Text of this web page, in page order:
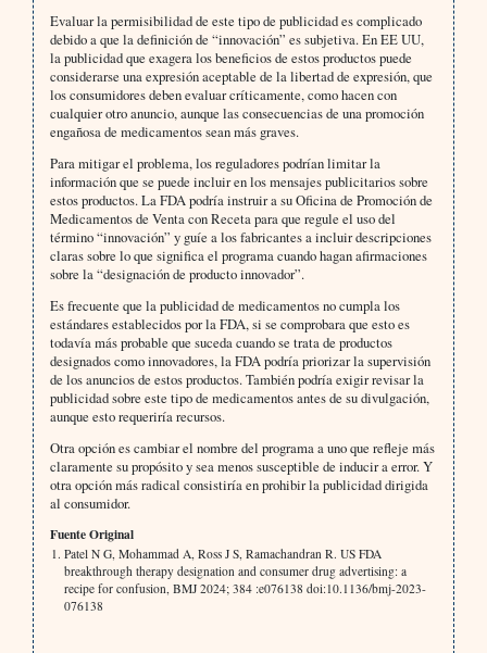
Evaluar la permisibilidad de este tipo de publicidad es complicado
debido a que la definición de “innovación” es subjetiva. En EE UU,
la publicidad que exagera los beneficios de estos productos puede
considerarse una expresión aceptable de la libertad de expresión, que
los consumidores deben evaluar críticamente, como hacen con
cualquier otro anuncio, aunque las consecuencias de una promoción
engañosa de medicamentos sean más graves.
Para mitigar el problema, los reguladores podrían limitar la
información que se puede incluir en los mensajes publicitarios sobre
estos productos. La FDA podría instruir a su Oficina de Promoción de
Medicamentos de Venta con Receta para que regule el uso del
término “innovación” y guíe a los fabricantes a incluir descripciones
claras sobre lo que significa el programa cuando hagan afirmaciones
sobre la “designación de producto innovador”.
Es frecuente que la publicidad de medicamentos no cumpla los
estándares establecidos por la FDA, si se comprobara que esto es
todavía más probable que suceda cuando se trata de productos
designados como innovadores, la FDA podría priorizar la supervisión
de los anuncios de estos productos. También podría exigir revisar la
publicidad sobre este tipo de medicamentos antes de su divulgación,
aunque esto requeriría recursos.
Otra opción es cambiar el nombre del programa a uno que refleje más
claramente su propósito y sea menos susceptible de inducir a error. Y
otra opción más radical consistiría en prohibir la publicidad dirigida
al consumidor.
Fuente Original
Patel N G, Mohammad A, Ross J S, Ramachandran R. US FDA
breakthrough therapy designation and consumer drug advertising: a
recipe for confusion, BMJ 2024; 384 :e076138 doi:10.1136/bmj-2023-
076138